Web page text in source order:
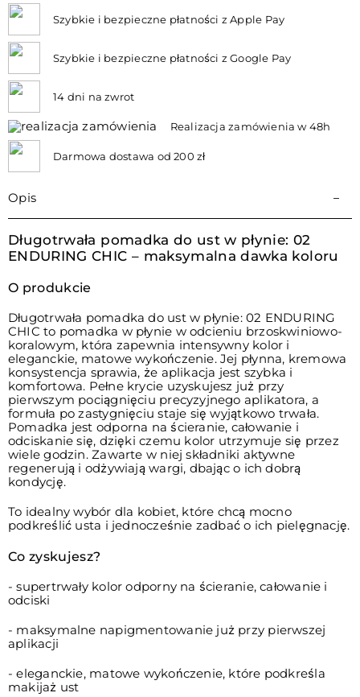
Szybkie i bezpieczne płatności z Apple Pay
Szybkie i bezpieczne płatności z Google Pay
14 dni na zwrot
Realizacja zamówienia w 48h
Darmowa dostawa od 200 zł
Opis
Długotrwała pomadka do ust w płynie: 02
ENDURING CHIC – maksymalna dawka koloru
O produkcie
Długotrwała pomadka do ust w płynie: 02 ENDURING
CHIC to pomadka w płynie w odcieniu brzoskwiniowo-
koralowym, która zapewnia intensywny kolor i
eleganckie, matowe wykończenie. Jej płynna, kremowa
konsystencja sprawia, że aplikacja jest szybka i
komfortowa. Pełne krycie uzyskujesz już przy
pierwszym pociągnięciu precyzyjnego aplikatora, a
formuła po zastygnięciu staje się wyjątkowo trwała.
Pomadka jest odporna na ścieranie, całowanie i
odciskanie się, dzięki czemu kolor utrzymuje się przez
wiele godzin. Zawarte w niej składniki aktywne
regenerują i odżywiają wargi, dbając o ich dobrą
kondycję.
To idealny wybór dla kobiet, które chcą mocno
podkreślić usta i jednocześnie zadbać o ich pielęgnację.
Co zyskujesz?
- supertrwały kolor odporny na ścieranie, całowanie i
odciski
- maksymalne napigmentowanie już przy pierwszej
aplikacji
- eleganckie, matowe wykończenie, które podkreśla
makijaż ust